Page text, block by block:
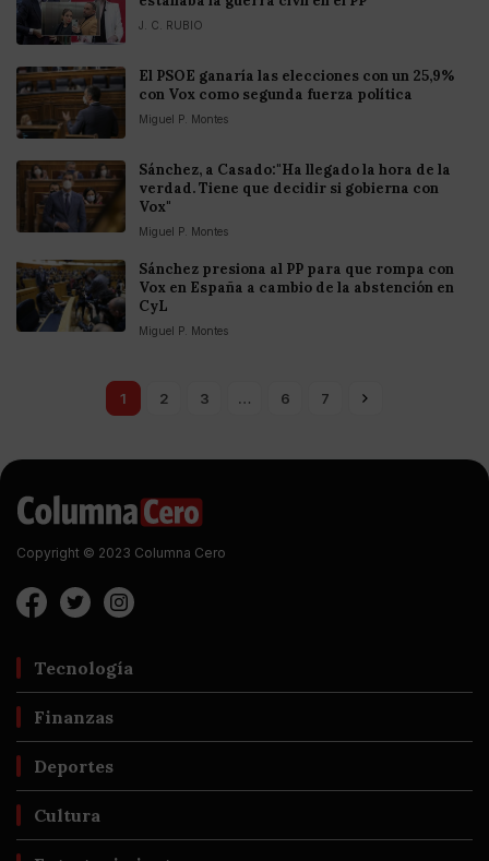
J. C. RUBIO
El PSOE ganaría las elecciones con un 25,9%
con Vox como segunda fuerza política
Miguel P. Montes
Sánchez, a Casado:"Ha llegado la hora de la
verdad. Tiene que decidir si gobierna con
Vox"
Miguel P. Montes
Sánchez presiona al PP para que rompa con
Vox en España a cambio de la abstención en
CyL
Miguel P. Montes
1 2 3 … 6 7
Copyright © 2023 Columna Cero
Tecnología
Finanzas
Deportes
Cultura